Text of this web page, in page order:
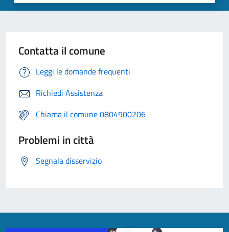
Contatta il comune
Leggi le domande frequenti
Richiedi Assistenza
Chiama il comune 0804900206
Problemi in città
Segnala disservizio